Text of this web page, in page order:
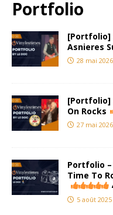
Portfolio
[Portfolio]
Asnieres
28 mai 2026
[Portfolio]
On Rocks
27 mai 2026
Portfolio –
Time To
5 août 2025